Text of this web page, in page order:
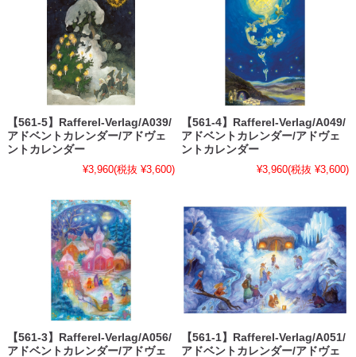
【561-5】Rafferel-Verlag/A039/
アドベントカレンダー/アドヴェ
ントカレンダー
¥3,960(税抜 ¥3,600)
【561-4】Rafferel-Verlag/A049/
アドベントカレンダー/アドヴェ
ントカレンダー
¥3,960(税抜 ¥3,600)
【561-3】Rafferel-Verlag/A056/
アドベントカレンダー/アドヴェ
【561-1】Rafferel-Verlag/A051/
アドベントカレンダー/アドヴェ